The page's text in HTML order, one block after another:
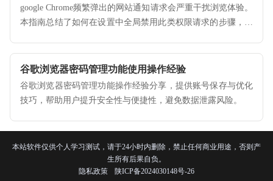
google Chrome频繁弹出的网站通知请求会严重干扰浏览体验。
本指南总结了如何在设置中全局禁用此类权限请求的步骤，教
谷歌浏览器密码管理功能使用操作经验
谷歌浏览器密码管理功能操作经验分享，提供账号保存与优化
技巧，帮助用户提升安全性与便捷性，避免数据泄露风险。
本站软件仅供个人学习测试，请于24小时内删除，禁止任何商业用途，否则产
生所有后果自负。
隐私政策
陕ICP备2024030148号-26